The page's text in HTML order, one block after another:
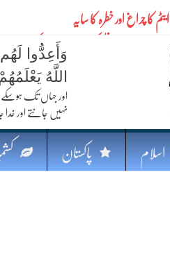
ایٹم کا چراغ اور خطرہ کا سایہ
تیل،تلواراورتدبر:خلیج کی بدلتی بساط پرپاکستان
ایٹم کا نیا افق: طاقت، سیاست اور مشرقِ وسطیٰ
فکرِ اقبال اورامنِ عالم میں پاکستان کاکردار
جہاں ایک لہر دنیا بدل سکتی ہے
پردہ وبیانیہ
وَأَعِدُّوا
اللَّهُ
اور جہاں تک
نہیں جانتے اور خدا
اسلام پاکستان